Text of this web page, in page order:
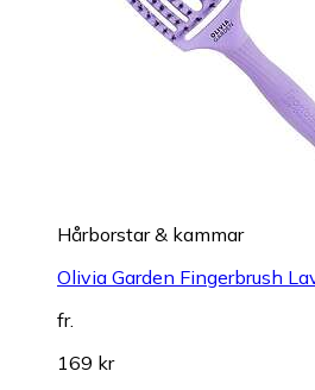
Hårborstar & kammar
Olivia Garden Fingerbrush
fr.
169 kr